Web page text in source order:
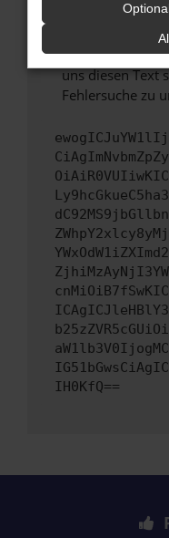
Wenn du alle
hast,
versuchen, das
uns diesen Text
Fehlersuche zu
IH0KfQ==